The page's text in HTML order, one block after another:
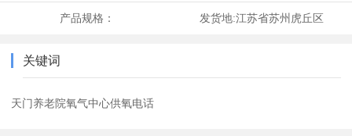
产品规格： 发货地:江苏省苏州虎丘区
关键词
天门养老院氧气中心供氧电话